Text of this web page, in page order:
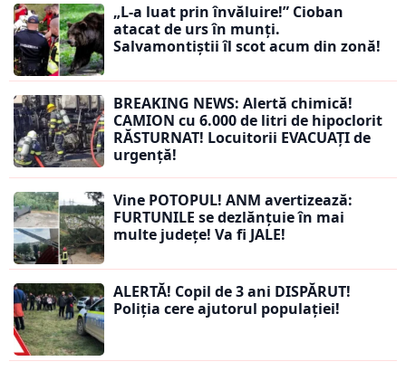
„L-a luat prin învăluire!” Cioban
atacat de urs în munți.
Salvamontiștii îl scot acum din zonă!
BREAKING NEWS: Alertă chimică!
CAMION cu 6.000 de litri de hipoclorit
RĂSTURNAT! Locuitorii EVACUAȚI de
urgență!
Vine POTOPUL! ANM avertizează:
FURTUNILE se dezlănțuie în mai
multe județe! Va fi JALE!
ALERTĂ! Copil de 3 ani DISPĂRUT!
Poliția cere ajutorul populației!